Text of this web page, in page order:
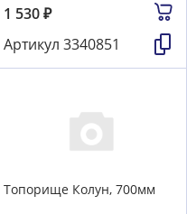
1 530₽
Артикул 3340851
Топорище Колун, 700мм